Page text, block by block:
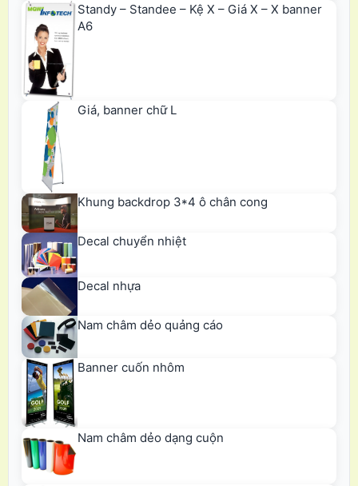
Standy – Standee – Kệ X – Giá X – X banner
A6
Giá, banner chữ L
Khung backdrop 3*4 ô chân cong
Decal chuyển nhiệt
Decal nhựa
Nam châm dẻo quảng cáo
Banner cuốn nhôm
Nam châm dẻo dạng cuộn